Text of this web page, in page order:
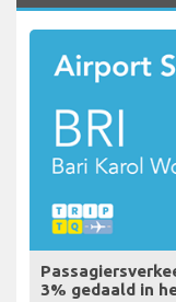
3% gedaald in